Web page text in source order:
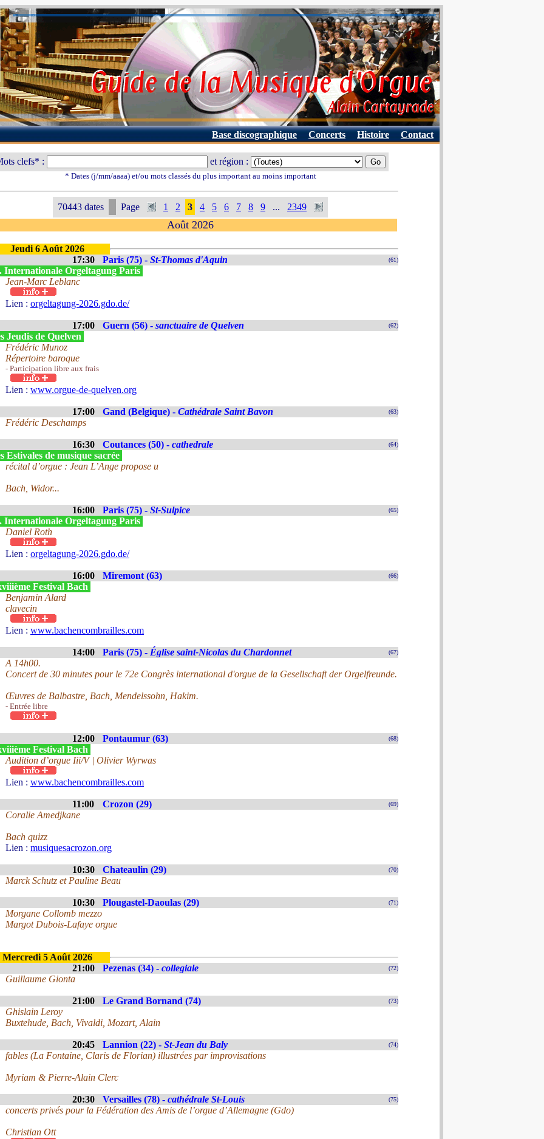
Base discographique Concerts Histoire Contact
clefs* : et région :
* Dates (j/mm/aaaa) et/ou mots classés du plus important au moins important
70443 dates Page 1 2 3 4 5 6 7 8 9 ... 2349
Août 2026
Jeudi 6 Août 2026
17:30
Paris (75) - St-Thomas d'Aquin (61)
Internationale Orgeltagung Paris
Jean-Marc Leblanc
Lien : orgeltagung-2026.gdo.de/
17:00 Guern (56) - sanctuaire de Quelven (62)
Jeudis de Quelven
Frédéric Munoz
Répertoire baroque
- Participation libre aux frais
Lien : www.orgue-de-quelven.org
17:00 Gand (Belgique) - Cathédrale Saint Bavon (63)
Frédéric Deschamps
16:30 Coutances (50) - cathedrale (64)
Estivales de musique sacrée
récital d’orgue : Jean L’Ange propose u
Bach, Widor...
16:00 Paris (75) - St-Sulpice (65)
Internationale Orgeltagung Paris
Daniel Roth
Lien : orgeltagung-2026.gdo.de/
16:00 Miremont (63) (66)
Festival Bach
Benjamin Alard
clavecin
Lien : www.bachencombrailles.com
14:00 Paris (75) - Église saint-Nicolas du Chardonnet (67)
A 14h00.
Concert de 30 minutes pour le 72e Congrès international d'orgue de la Gesellschaft der Orgelfreunde.
Œuvres de Balbastre, Bach, Mendelssohn, Hakim.
- Entrée libre
12:00 Pontaumur (63) (68)
Festival Bach
Audition d’orgue Iii/V | Olivier Wyrwas
Lien : www.bachencombrailles.com
11:00 Crozon (29) (69)
Coralie Amedjkane
Bach quizz
Lien : musiquesacrozon.org
10:30 Chateaulin (29) (70)
Marck Schutz et Pauline Beau
10:30 Plougastel-Daoulas (29) (71)
Morgane Collomb mezzo
Margot Dubois-Lafaye orgue
Mercredi 5 Août 2026
21:00
Pezenas (34) - collegiale (72)
Guillaume Gionta
21:00 Le Grand Bornand (74) (73)
Ghislain Leroy
Buxtehude, Bach, Vivaldi, Mozart, Alain
20:45 Lannion (22) - St-Jean du Baly (74)
fables (La Fontaine, Claris de Florian) illustrées par improvisations
Myriam & Pierre-Alain Clerc
20:30 Versailles (78) - cathédrale St-Louis (75)
concerts privés pour la Fédération des Amis de l’orgue d’Allemagne (Gdo)
Christian Ott